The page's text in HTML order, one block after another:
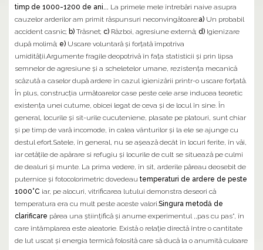
timp de 1000-1200 de ani... La primele mele întrebări naive asupra
cauzelor arderilor am primit răspunsuri neconvingătoare:a) Un probabil
accident casnic; b) Trăsnet; c) Război, agresiune externă; d) Igienizare
după molimă; e) Uscare voluntară şi forţată împotriva
umidităţii.Argumente fragile deopotrivă în faţa statisticii şi prin lipsa
semnelor de agresiune şi a scheletelor umane, rezistenţa mecanică
scăzută a caselor după ardere în cazul igienizării printr-o uscare forţată.
În plus, construcţia următoarelor case peste cele arse inducea teoretic
existenţa unei cutume, obicei legat de ceva şi de locul în sine. În
general, locurile şi sit-urile cucuteniene, plasate pe platouri, sunt chiar
şi pe timp de vară incomode, în calea vânturilor şi la ele se ajunge cu
destul efort.Satele, în general, nu se aşează decât în locuri ferite, în văi,
iar cetăţile de apărare si refugiu şi locurile de cult se situează pe culmi
de dealuri şi munte. La prima vedere, în sit, arderile păreau deosebit de
puternice şi fotocolorimetric dovedeau temperaturi de ardere de peste
1000°C iar, pe alocuri, vitrificarea lutului demonstra deseori că
temperatura era cu mult peste aceste valori.Singura metodă de
clarificare părea una ştiinţifică şi anume experimentul ,,pas cu pas”, în
care întâmplarea este aleatorie. Există o relaţie directă între o cantitate
de lut uscat şi energia termică folosită care să ducă la o anumită culoare